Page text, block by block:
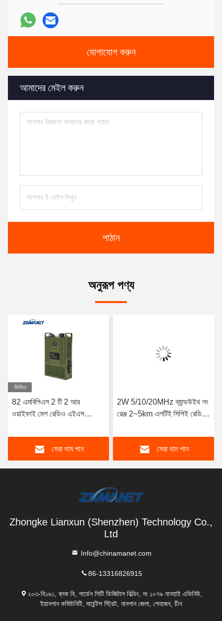
যোগাযোগ করুন
আমাদের মেইল ​​করুন
পাঠান
অনুরূপ পণ্য
ভিডিও
82 এমবিপিএস 2 টি 2 আর
ওয়াইফাই মেশ রেডিও এইএস
লেটেন্সি ভিডিও ট্রান্সমিটার
সেরা দাম পান
2W 5/10/20MHz ব্যান্ডউইথ লং
রেঞ্জ 2~5km এলটিই সিপিই রেডিও
সেরা দাম পান
Zhongke Lianxun (Shenzhen) Technology Co.,
Ltd
Info@chinamanet.com
86-13316826915
২০৩-বি১৬১, ব্লক বি, গার্ডেন সিটি ডিজিটাল বিল্ডিং, নং ১০৭৯ নানহাই এভিনিউ,
ইয়ানশান কমিউনিটি, মার্চেন্টস স্ট্রিট, নানশান জেলা, শেনজেন, চীন